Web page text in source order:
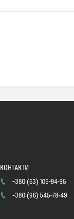
+380 (63) 106-94-95
+380 (96) 545-78-49